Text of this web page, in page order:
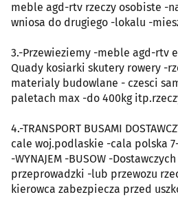
meble agd-rtv rzeczy osobiste -
wniosa do drugiego -lokalu -
3.-Przewieziemy -meble agd-rtv
Quady kosiarki skutery rowery -
materialy budowlane - czesci
paletach max -do 400kg
4.-TRANSPORT BUSAMI
cale woj.podlaskie -cala polska
-WYNAJEM -BUSOW -
przeprowadzki -lub przewozu
kierowca zabezpiecza przed